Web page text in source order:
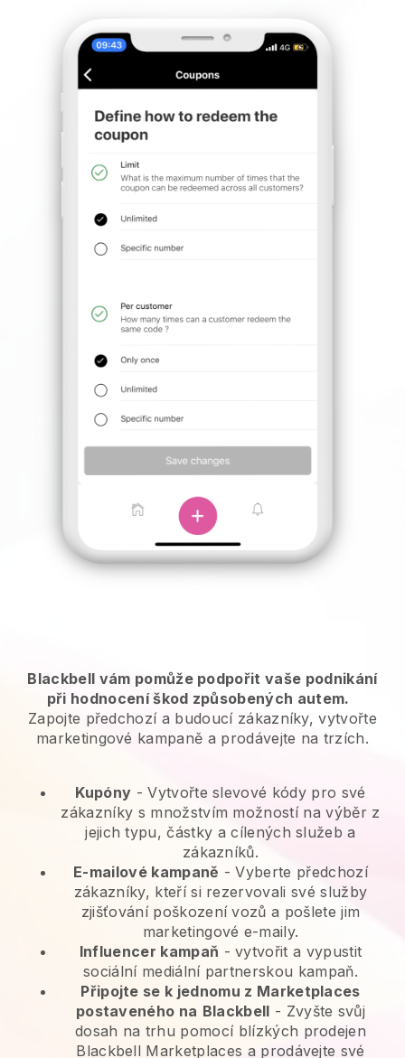
Blackbell vám pomůže podpořit vaše podnikání
při hodnocení škod způsobených autem.
Zapojte předchozí a budoucí zákazníky, vytvořte
marketingové kampaně a prodávejte na trzích.
Kupóny - Vytvořte slevové kódy pro své
zákazníky s množstvím možností na výběr z
jejich typu, částky a cílených služeb a
zákazníků.
E-mailové kampaně -Vyberte předchozí
zákazníky, kteří si rezervovali své služby
zjišťování poškození vozů a pošlete jim
marketingové e-maily.
Influencer kampaň - vytvořit a vypustit
sociální mediální partnerskou kampaň.
Připojte se k jednomu z Marketplaces
postaveného na Blackbell - Zvyšte svůj
dosah na trhu pomocí blízkých prodejen
Blackbell Marketplaces a prodávejte své